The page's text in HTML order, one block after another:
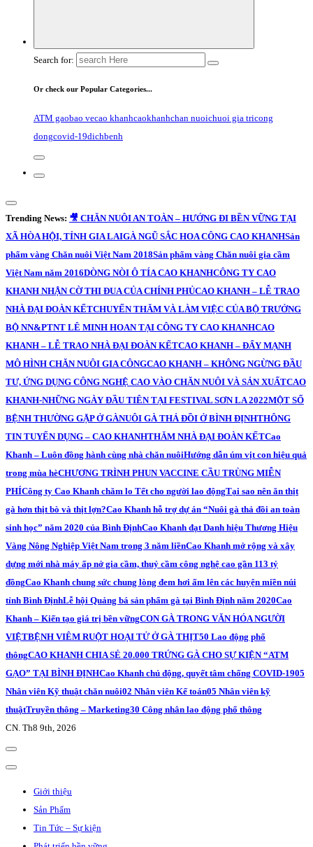
Search for:
Or check our Popular Categories...
ATM gaobao vecao khanhcaokhanhchan nuoichuoi gia tricong
dongcovid-19dichbenh
Trending News: 🎥 CHĂN NUÔI AN TOÀN – HƯỚNG ĐI BỀN VỮNG TẠI
XÃ HÒA HỘI, TỈNH GIA LAIGÀ NGŨ SẮC HOA CÔNG CAO KHANHSản
phẩm vàng Chăn nuôi Việt Nam 2018Sản phẩm vàng Chăn nuôi gia cầm
Việt Nam năm 2016DÒNG NÒI Ô TÍA CAO KHANHCÔNG TY CAO
KHANH NHẬN CỜ THI ĐUA CỦA CHÍNH PHỦCAO KHANH – LỄ TRAO
NHÀ ĐẠI ĐOÀN KẾTCHUYẾN THĂM VÀ LÀM VIỆC CỦA BỘ TRƯỞNG
BỘ NN&PTNT LÊ MINH HOAN TẠI CÔNG TY CAO KHANHCAO
KHANH – LỄ TRAO NHÀ ĐẠI ĐOÀN KẾTCAO KHANH – ĐẨY MẠNH
MÔ HÌNH CHĂN NUÔI GIA CÔNGCAO KHANH – KHÔNG NGỪNG ĐẦU
TƯ, ỨNG DỤNG CÔNG NGHỆ CAO VÀO CHĂN NUÔI VÀ SẢN XUẤTCAO
KHANH-NHỮNG NGÀY ĐẦU TIÊN TẠI FESTIVAL SƠN LA 2022MỘT SỐ
BỆNH THƯỜNG GẶP Ở GÀNUÔI GÀ THẢ ĐỒI Ở BÌNH ĐỊNHTHÔNG
TIN TUYỂN DỤNG – CAO KHANHTHĂM NHÀ ĐẠI ĐOÀN KẾTCao
Khanh – Luôn đồng hành cùng nhà chăn nuôiHướng dẫn úm vịt con hiệu quả
trong mùa hèCHƯƠNG TRÌNH PHUN VACCINE CẦU TRÙNG MIỄN
PHÍCông ty Cao Khanh chăm lo Tết cho người lao độngTại sao nên ăn thịt
gà hơn thịt bò và thịt lợn?Cao Khanh hỗ trợ dự án “Nuôi gà thả đồi an toàn
sinh học” năm 2020 của Bình ĐịnhCao Khanh đạt Danh hiệu Thương Hiệu
Vàng Nông Nghiệp Việt Nam trong 3 năm liềnCao Khanh mở rộng và xây
dựng mới nhà máy ấp nở gia cầm, thuỷ cầm công nghệ cao gần 113 tỷ
đồngCao Khanh chung sức chung lòng đem hơi ấm lên các huyện miền núi
tỉnh Bình ĐịnhLễ hội Quảng bá sản phẩm gà tại Bình Định năm 2020Cao
Khanh – Kiến tạo giá trị bền vữngCON GÀ TRONG VĂN HÓA NGƯỜI
VIỆTBỆNH VIÊM RUỘT HOẠI TỬ Ở GÀ THỊT50 Lao động phổ
thôngCAO KHANH CHIA SẺ 20.000 TRỨNG GÀ CHO SỰ KIỆN “ATM
GẠO” TẠI BÌNH ĐỊNHCao Khanh chủ động, quyết tâm chống COVID-1905
Nhân viên Kỹ thuật chăn nuôi02 Nhân viên Kế toán05 Nhân viên kỹ
thuậtTruyền thông – Marketing30 Công nhân lao động phổ thông
CN. Th8 9th, 2026
Giới thiệu
Sản Phẩm
Tin Tức – Sự kiện